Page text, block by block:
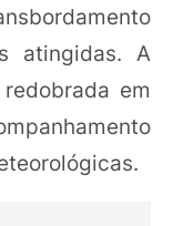
atingidas. A
em